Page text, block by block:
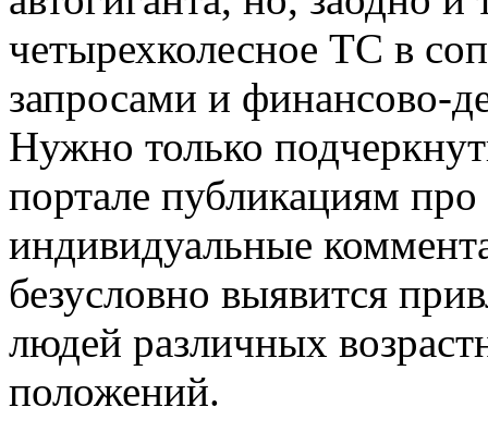
четырехколесное ТС в
запросами и финансово-
Нужно только
портале публикациям
индивидуальные
безусловно выявится
людей различных
положений.